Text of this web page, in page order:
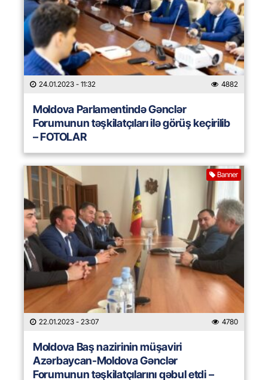
24.01.2023 - 11:32 4882
Moldova Parlamentində Gənclər
Forumunun təşkilatçıları ilə görüş keçirilib
– FOTOLAR
Banner
22.01.2023 - 23:07 4780
Moldova Baş nazirinin müşaviri
Azərbaycan-Moldova Gənclər
Forumunun təşkilatçılarını qəbul etdi –